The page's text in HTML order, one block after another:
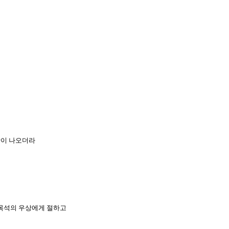
나오더라
석의 우상에게 절하고